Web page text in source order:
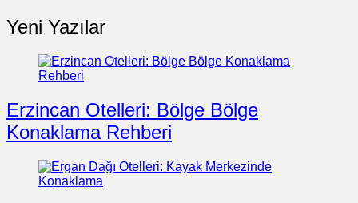
Yeni Yazılar
Erzincan Otelleri: Bölge Bölge
Konaklama Rehberi